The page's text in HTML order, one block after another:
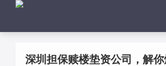
深圳担保赎楼垫资公司，解